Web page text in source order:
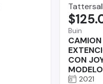
Buin
CON
2021